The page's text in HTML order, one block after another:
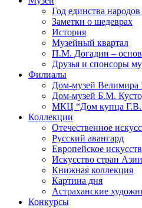
Год единства
Заметки о шедеврах
История
Музейный квартал
П.М. Догадин –
Друзья и спонсоры
Филиалы
Дом-музей Велимира
Дом-музей Б.М.
МКЦ “Дом купца Г.В.
Коллекции
Отечественное
Русский авангард
Европейское
Искусство стран
Книжная коллекция
Картина дня
Астраханские
Конкурсы